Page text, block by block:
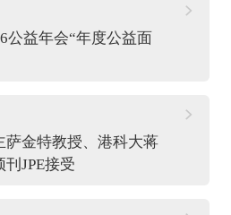
公益年会“年度公益面
萨金特教授、港科大蒋
JPE接受